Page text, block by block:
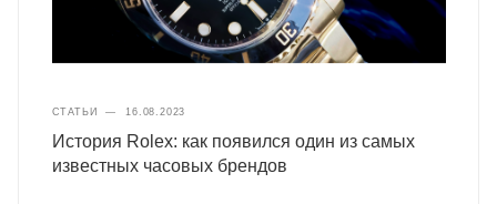
СТАТЬИ — 16.08.2023
История Rolex: как появился один из самых
известных часовых брендов